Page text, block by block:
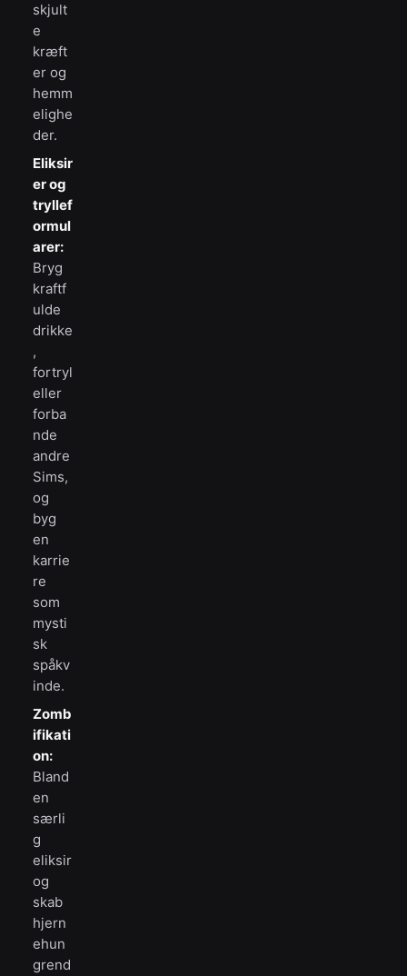
skjult
e
kræft
er og
hemm
elighe
der.
Eliksir
er og
tryllef
ormul
arer:
Bryg
kraftf
ulde
drikke
,
fortryl
eller
forba
nde
andre
Sims,
og
byg
en
karrie
re
som
mysti
sk
spåkv
inde.
Zomb
ifikati
on:
Bland
en
særli
g
eliksir
og
skab
hjern
ehun
grend